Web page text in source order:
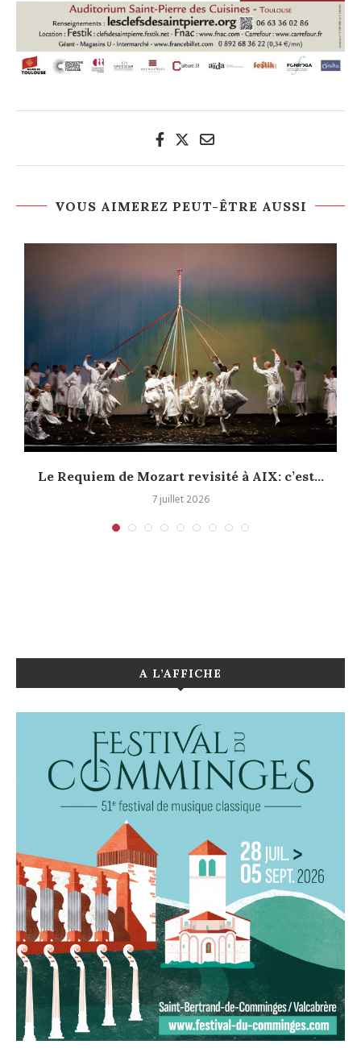
VOUS AIMEREZ PEUT-ÊTRE AUSSI
Le Requiem de Mozart revisité à AIX: c’est...
7 juillet 2026
A L’AFFICHE